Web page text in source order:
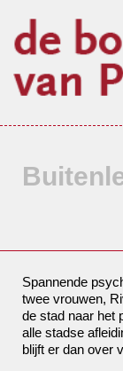
Spannende
twee vrouwen,
de stad naar het
alle stadse
blijft er dan over